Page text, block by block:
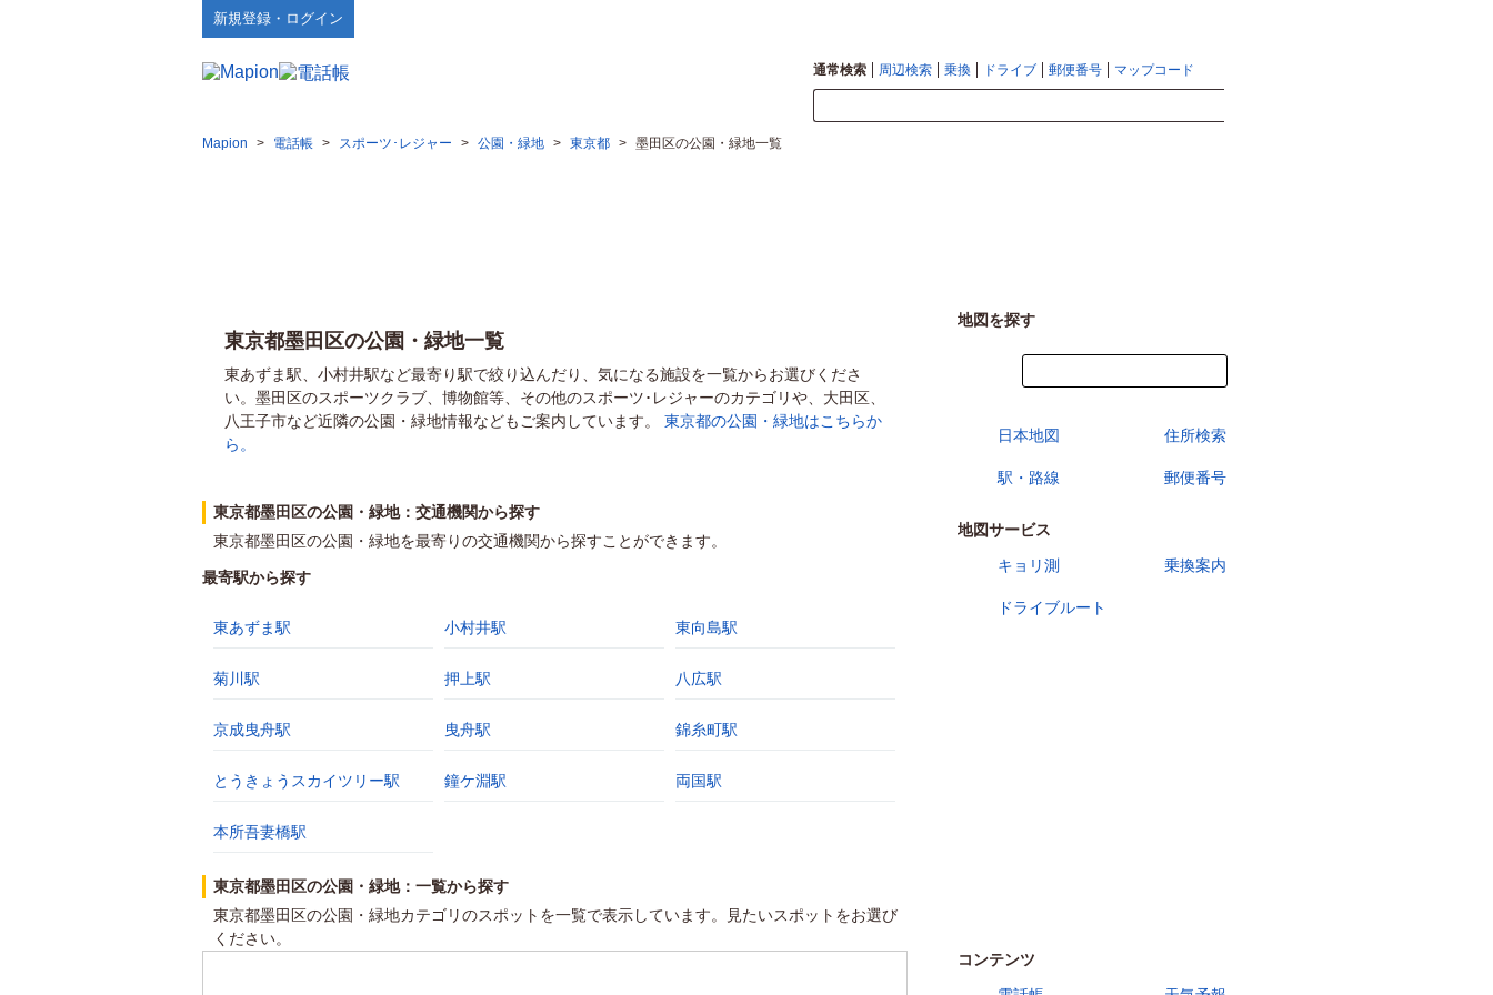
新規登録・ログイン
通常検索 周辺検索 乗換 ドライブ 郵便番号 マップコード
Mapion > 電話帳 > スポーツ･レジャー > 公園・緑地 > 東京都 > 墨田区の公園・緑地一覧
東京都墨田区の公園・緑地一覧
東あずま駅、小村井駅など最寄り駅で絞り込んだり、気になる施設を一覧からお選びくださ
い。墨田区のスポーツクラブ、博物館等、その他のスポーツ･レジャーのカテゴリや、大田区、
八王子市など近隣の公園・緑地情報などもご案内しています。 東京都の公園・緑地はこちらか
ら。
東京都墨田区の公園・緑地：交通機関から探す
東京都墨田区の公園・緑地を最寄りの交通機関から探すことができます。
最寄駅から探す
東あずま駅 小村井駅 東向島駅
菊川駅 押上駅 八広駅
京成曳舟駅 曳舟駅 錦糸町駅
とうきょうスカイツリー駅 鐘ケ淵駅 両国駅
本所吾妻橋駅
東京都墨田区の公園・緑地：一覧から探す
東京都墨田区の公園・緑地カテゴリのスポットを一覧で表示しています。見たいスポットをお選び
ください。
地図を探す
日本地図 住所検索
駅・路線 郵便番号
地図サービス
キョリ測
乗換案内
ドライブルート
コンテンツ